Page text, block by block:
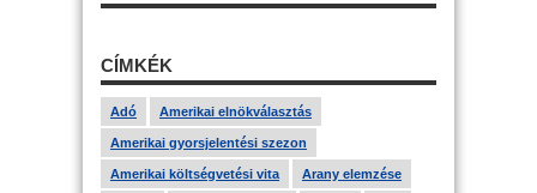
CÍMKÉK
Adó Amerikai elnökválasztás
Amerikai gyorsjelentési szezon
Amerikai költségvetési vita Arany elemzése